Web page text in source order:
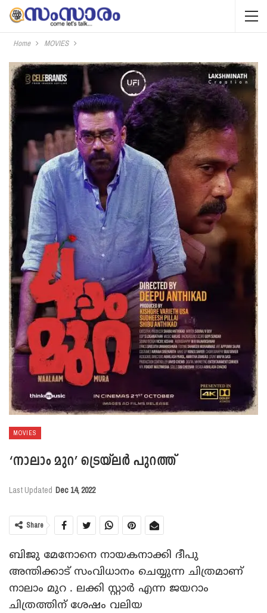
Home MOVIES
MOVIES
‘നാലാം മുറ’ ട്രെയ്‌ലര്‍ പുറത്ത്
Last Updated Dec 14, 2022
Share
ബിജു മേനോനെ നായകനാക്കി ദീപു
അന്തിക്കാട് സംവിധാനം ചെയ്യുന്ന ചിത്രമാണ്
നാലാം മുറ . ലക്കി സ്റ്റാര്‍ എന്ന ജയറാം
ചിത്രത്തിന് ശേഷം വലിയ